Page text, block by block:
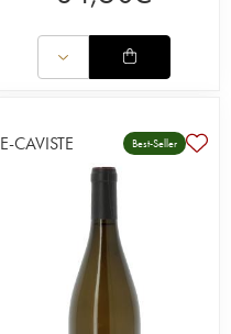
E-CAVISTE Best-Seller